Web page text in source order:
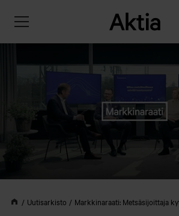
Uutisarkisto Markkinaraati: Metsäsijoittaja